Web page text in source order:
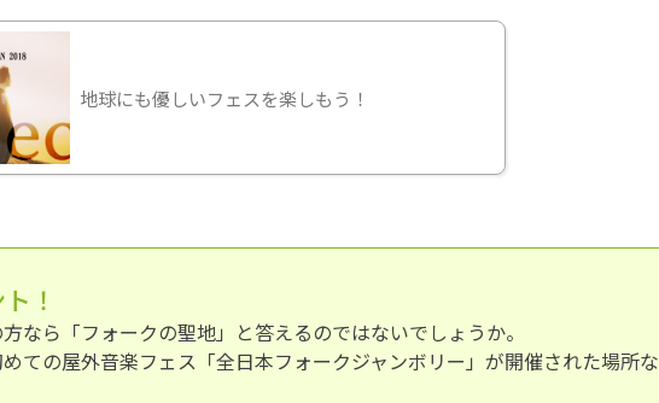
地球にも優しいフェスを楽しもう！
！
なら「フォークの聖地」と答えるのではないでしょうか。
ての屋外音楽フェス「全日本フォークジャンボリー」が開催された場所な